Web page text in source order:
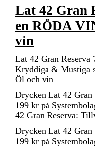
Lat 42 Gran
en RÖDA
vin
Lat 42 Gran
Kryddiga & Mustiga
Öl och vin
Drycken Lat 42 Gran
199 kr på
42 Gran Reserva:
Drycken Lat 42 Gran
199 kr på